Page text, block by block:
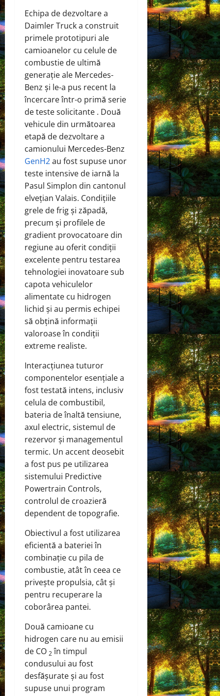
Echipa de dezvoltare a
Daimler Truck a construit
primele prototipuri ale
camioanelor cu celule de
combustie de ultimă
generație ale Mercedes-
Benz și le-a pus recent la
încercare într-o primă serie
detestesolicitante . Două
vehicule din următoarea
etapă de dezvoltare a
camionului Mercedes-Benz
GenH2au fost supuse unor
teste intensive de iarnă la
Pasul Simplon din cantonul
elvețian Valais. Condițiile
grele de frig și zăpadă,
precum și profilele de
gradient provocatoare din
regiune au oferit condiții
excelente pentru testarea
tehnologiei inovatoare sub
capota vehiculelor
alimentate cu hidrogen
lichid și au permis echipei
să obțină informații
valoroase în condiții
extreme realiste.
Interacțiunea tuturor
componentelor esențiale a
fost testată intens, inclusiv
celula de combustibil,
bateria de înaltă tensiune,
axul electric, sistemul de
rezervor și managementul
termic. Un accent deosebit
a fost pus pe utilizarea
sistemului Predictive
Powertrain Controls,
controlul de croazieră
dependent de topografie.
Obiectivul a fost utilizarea
eficientă a bateriei în
combinație cu pila de
combustie, atât în ​​ceea ce
privește propulsia, cât și
pentru recuperare la
coborârea pantei.
Două camioane cu
hidrogen care nu au emisii
de CO 2în timpul
condusului au fost
desfășurate și au fost
supuse unui program